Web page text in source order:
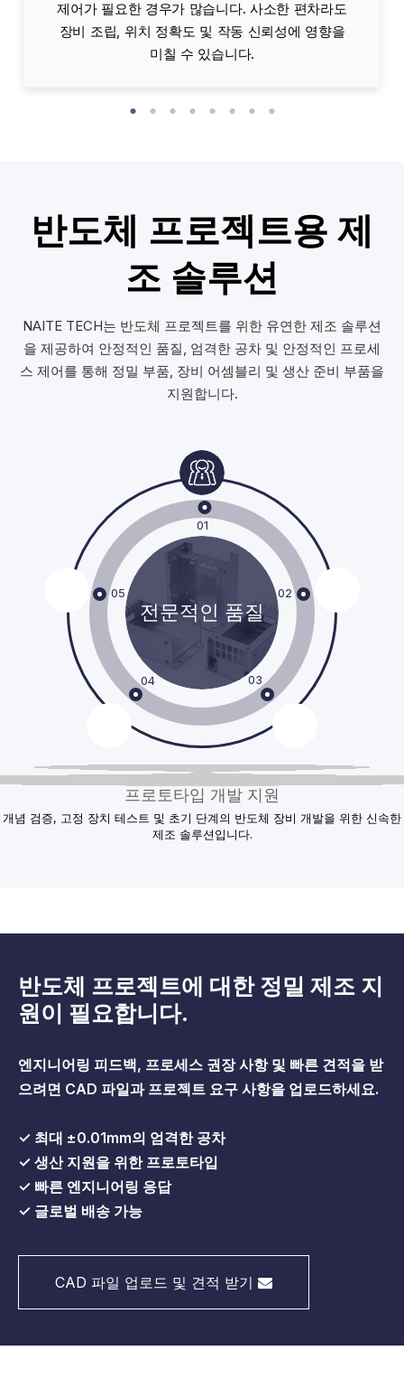
제어가 필요한 경우가 많습니다. 사소한 편차라도
장비 조립, 위치 정확도 및 작동 신뢰성에 영향을
미칠 수 있습니다.
반도체 프로젝트용 제
조 솔루션
NAITE TECH는 반도체 프로젝트를 위한 유연한 제조 솔루션
을 제공하여 안정적인 품질, 엄격한 공차 및 안정적인 프로세
스 제어를 통해 정밀 부품, 장비 어셈블리 및 생산 준비 부품을
지원합니다.
01
02
03
04
05
전문적인 품질
프로토타입 개발 지원
개념 검증, 고정 장치 테스트 및 초기 단계의 반도체 장비 개발을 위한 신속한
제조 솔루션입니다.
제조 가능성을 개선하고 생산 효율성을 최적화하며 제조 위험을 줄이는 데 도
움이 되는 제조 피드백입니다.
엄격한 공차, 치수 안정성 및 반복 가능한 생산 품질이 필요한 고정밀 부품을
지원합니다.
CNC 가공, 판금 제조, 프로토타입 제작, 마무리 및 조립 준비 제조를 포괄하
는 통합 기능입니다.
소량 및 파일럿 생산
장비 개발, 파일럿 빌드 및 소량 생산 요구 사항에 대한 유연한 제조 지원.
반도체 프로젝트에 대한 정밀 제조 지
원이 필요합니다.
엔지니어링 피드백, 프로세스 권장 사항 및 빠른 견적을 받
으려면 CAD 파일과 프로젝트 요구 사항을 업로드하세요.
✓ 최대 ±0.01mm의 엄격한 공차
✓ 생산 지원을 위한 프로토타입
✓ 빠른 엔지니어링 응답
✓ 글로벌 배송 가능
CAD 파일 업로드 및 견적 받기